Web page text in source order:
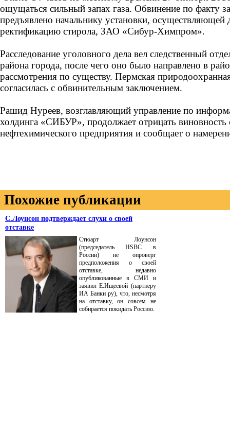
ощущаться сильный запах газа. Обвинение по факту
предъявлено начальнику установки, осуществляющей
ректификацию стирола, ЗАО «Сибур-Химпром».
Расследование уголовного дела вел следственный
района города, после чего оно было направлено в
рассмотрения по существу. Пермская
согласилась с обвинительным заключением.
Рашид Нуреев, возглавляющий управление по
холдинга «СИБУР», продолжает отрицать виновность
нефтехимического предприятия и сообщает о
Похожие публикации
С.Лоунсон подтверждает слухи о своей
отставке
Стюарт Лоунсон
(председатель HSBC в
России) не опроверг
предположения о своей
отставке, недавно
опубликованные в СМИ и
заявил Е.Ищеевой (партнеру
ИА Банки ру), что, несмотря
на отставку, он совсем не
собирается покидать Россию.